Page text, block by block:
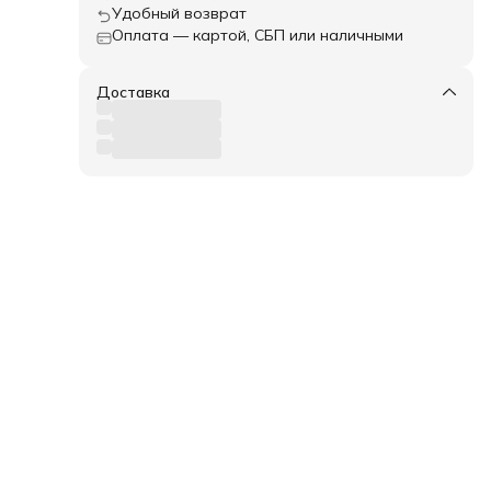
Удобный возврат
Оплата — картой, СБП или наличными
Доставка